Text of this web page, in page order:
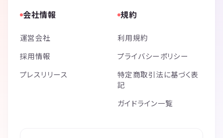
会社情報
運営会社
採用情報
プレスリリース
規約
利用規約
プライバシーポリシー
特定商取引法に基づく表
記
ガイドライン一覧